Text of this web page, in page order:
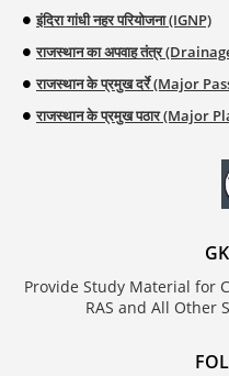
इंदिरा गांधी नहर परियोजना (IGNP)
राजस्थान का अपवाह तंत्र
राजस्थान के प्रमुख दर्रे (Major
राजस्थान के प्रमुख पठार (Major
Provide Study Material for
RAS and All Other